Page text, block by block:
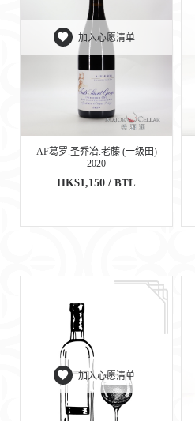
加入心愿清单
AF葛罗.圣乔冶.老藤 (一级田)
2020
HK$1,150 / BTL
加入心愿清单